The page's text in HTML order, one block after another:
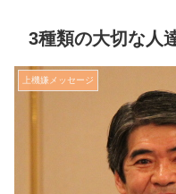
3種類の大切な人
上機嫌メッセージ